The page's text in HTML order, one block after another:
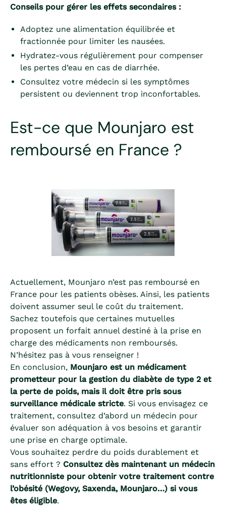
Conseils pour gérer les effets secondaires :
Adoptez une alimentation équilibrée et
fractionnée pour limiter les nausées.
Hydratez-vous régulièrement pour compenser
les pertes d’eau en cas de diarrhée.
Consultez votre médecin si les symptômes
persistent ou deviennent trop inconfortables.
Est-ce que Mounjaro est
remboursé en France ?
Actuellement, Mounjaro n’est pas remboursé en
France pour les patients obèses. Ainsi, les patients
doivent assumer seul le coût du traitement.
Sachez toutefois que certaines mutuelles
proposent un forfait annuel destiné à la prise en
charge des médicaments non remboursés.
N’hésitez pas à vous renseigner !
En conclusion, Mounjaro est un médicament
prometteur pour la gestion du diabète de type 2 et
la perte de poids, mais il doit être pris sous
surveillance médicale stricte. Si vous envisagez ce
traitement, consultez d’abord un médecin pour
évaluer son adéquation à vos besoins et garantir
une prise en charge optimale.
Vous souhaitez perdre du poids durablement et
sans effort ? Consultez dès maintenant un médecin
nutritionniste pour obtenir votre traitement contre
l’obésité (Wegovy, Saxenda, Mounjaro…) si vous
êtes éligible.